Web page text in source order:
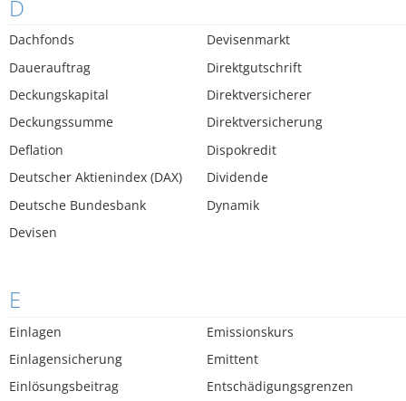
D
Dachfonds
Dauerauftrag
Deckungskapital
Deckungssumme
Deflation
Deutscher Aktienindex (DAX)
Deutsche Bundesbank
Devisen
Devisenmarkt
Direktgutschrift
Direktversicherer
Direktversicherung
Dispokredit
Dividende
Dynamik
E
Einlagen
Einlagensicherung
Einlösungsbeitrag
Emissionskurs
Emittent
Entschädigungsgrenzen